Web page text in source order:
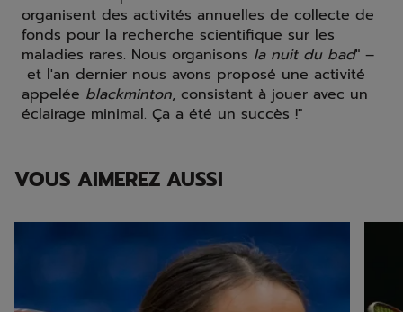
organisent des activités annuelles de collecte de
fonds pour la recherche scientifique sur les
maladies rares. Nous organisons la nuit du bad" –
et l'an dernier nous avons proposé une activité
appelée blackminton, consistant à jouer avec un
éclairage minimal. Ça a été un succès !"
VOUS AIMEREZ AUSSI